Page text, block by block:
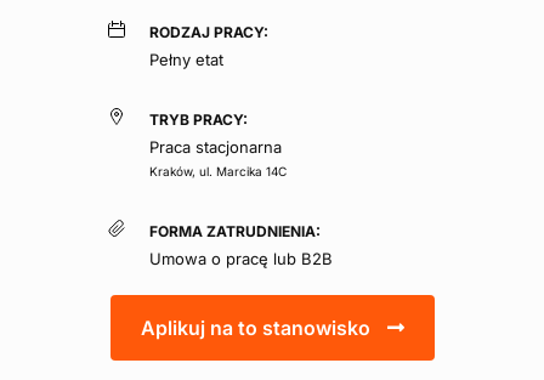
RODZAJ PRACY:
Pełny etat
TRYB PRACY:
Praca stacjonarna
Kraków, ul. Marcika 14C
FORMA ZATRUDNIENIA:
Umowa o pracę lub B2B
Aplikuj na to stanowisko